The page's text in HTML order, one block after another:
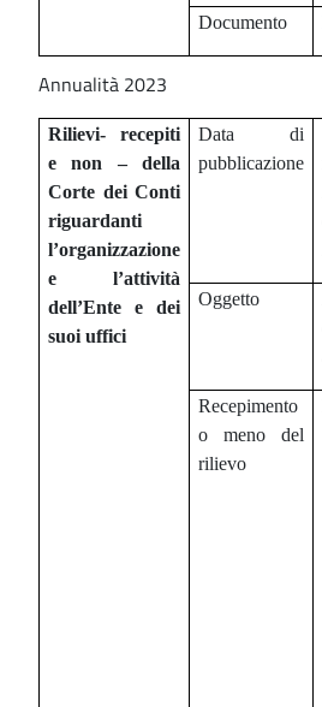
Documento
Annualità 2023
Rilievi- recepiti
e non – della
Corte dei Conti
riguardanti
l’organizzazione
e l’attività
dell’Ente e dei
suoi uffici
Data di
pubblicazione
Oggetto
Recepimento
o meno del
rilievo